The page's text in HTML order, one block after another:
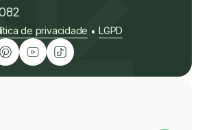
de privacidade • LGPD